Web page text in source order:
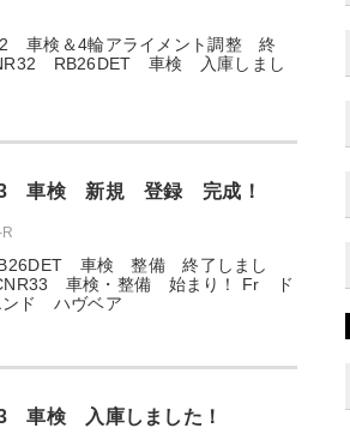
検＆4輪アライメント調整 終
RB26DET 車検 入庫しまし
車検 新規 登録 完成！
車検 整備 終了しまし
車検・整備 始まり！ Fr ド
ンド ハヴベア
車検 入庫しました！